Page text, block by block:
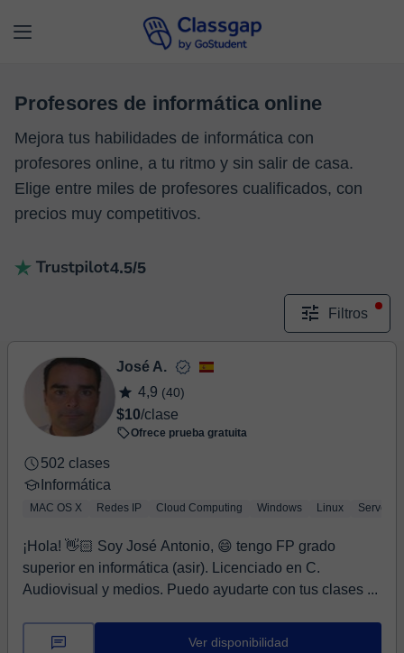
Profesores de informática online
Mejora tus habilidades de informática con
profesores online, a tu ritmo y sin salir de casa.
Elige entre miles de profesores cualificados, con
precios muy competitivos.
4.5/5
Filtros
José A.
4,9 (40)
$10/clase
Ofrece prueba gratuita
502 clases
Informática
MAC OS X Redes IP Cloud Computing Windows Linux Server
¡Hola! 👋🏻 Soy José Antonio, 😄 tengo FP grado
superior en informática (asir). Licenciado en C.
Audiovisual y medios. Puedo ayudarte con tus clases ...
Ver disponibilidad